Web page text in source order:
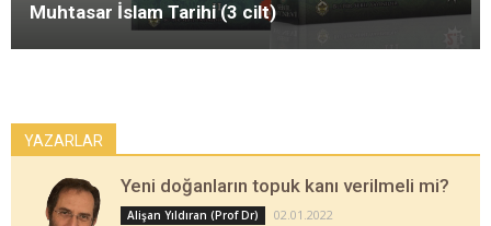
Muhtasar İslam Tarihi (3 cilt)
YAZARLAR
Yeni doğanların topuk kanı verilmeli mi?
Alişan Yıldıran (Prof Dr) 02.01.2022